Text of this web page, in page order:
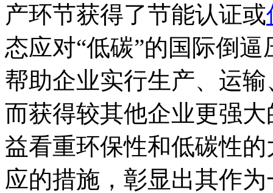
产环节获得了节能认证或
态应对“低碳”的国际倒
帮助企业实行生产、运
而获得较其他企业更强
益看重环保性和低碳性
应的措施，彰显出其作